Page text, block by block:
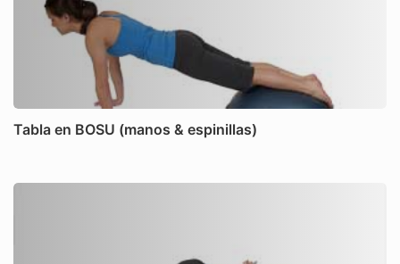
Tabla en BOSU (manos & espinillas)